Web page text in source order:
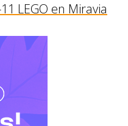
LEGO en Miravia